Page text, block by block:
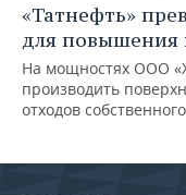
«Татнефть»
для повышения
На мощностях ООО
производить
отходов